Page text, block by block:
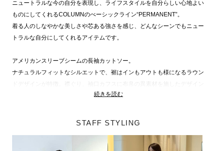
ニュートラルな今の自分を表現し、ライフスタイルを自分らしい心地よい
ものにしてくれるCOLUMNのべーシックライン“PERMANENT”。
着る人のしなやかな美しさや芯ある強さを感じ、どんなシーンでもニュー
トラルな自分にしてくれるアイテムです。
アメリカンスリーブシームの長袖カットソー。
ナチュラルフィットなシルエットで、裾はインもアウトも様になるラウン
続きを読む
STAFF STYLING